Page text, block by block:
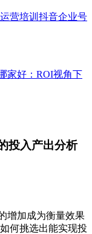
营培训 抖音企业号
家好：ROI视角下
投入产出分析
增加成为衡量效果
何挑选出能实现投